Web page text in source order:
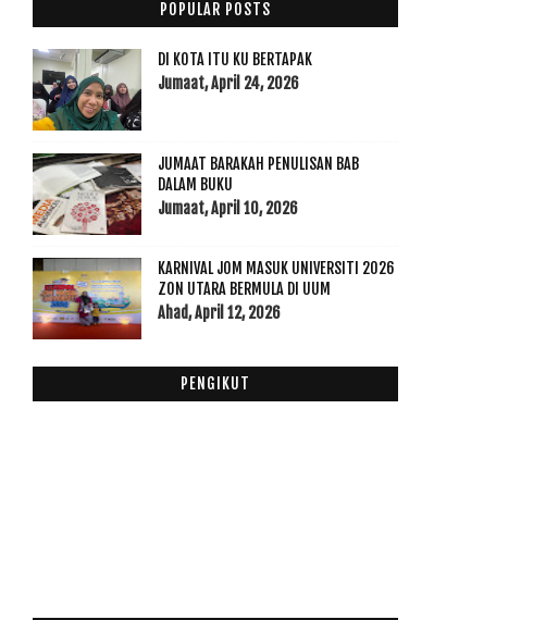
►2013(53)
▼2012 (100)
►Disember
►November(7)
►September (15)
► Ogos(5)
►Julai(7)
▼Jun(20)
Nak masak apa hari ni?
Tegur-menegur di kata busy body! Adakah anda
setuju?
POPULAR POSTS
DI KOTA ITU KU BERTAPAK
Jumaat, April 24, 2026
JUMAAT BARAKAH PENULISAN BAB
DALAM BUKU
Jumaat, April 10, 2026
KARNIVAL JOM MASUK UNIVERSITI 2026
ZON UTARA BERMULA DI UUM
Ahad, April 12, 2026
PENGIKUT